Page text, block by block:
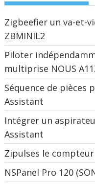
Zigbeefier un va-et-
ZBMINIL2
Piloter
multiprise NOUS
Séquence de pièces
Assistant
Intégrer un
Assistant
Zipulses le
NSPanel Pro 120